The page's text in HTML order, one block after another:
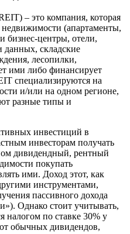
– это компания, которая
(апартаменты,
бизнес-центры, отели,
складские
лесопилки,
ими либо финансирует
специализируются на
и/или на одном регионе,
разные типы и
инвестиций в
инвесторам получать
дивидендный, рентный
покупать
ими. Доход этот, как
инструментами,
пассивного дохода
Однако стоит учитывать,
налогом по ставке 30% у
обычных дивидендов,